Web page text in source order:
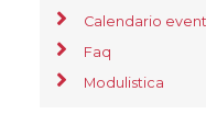
Calendario
Faq
Modulistica